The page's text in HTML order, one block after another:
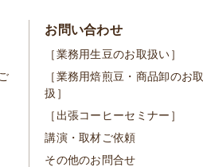
お問い合わせ
［業務用生豆のお取扱い］
［業務用焙煎豆・商品卸のお取
扱］
［出張コーヒーセミナー］
講演・取材ご依頼
その他のお問合せ